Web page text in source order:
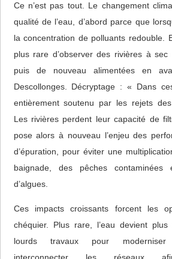
Ce n’est pas tout. Le changement
qualité de l’eau, d’abord parce que
la concentration de polluants redouble.
plus rare d’observer des rivières à sec
puis de nouveau alimentées en
Descollonges. Décryptage : « Dans
entièrement soutenu par les rejets des
Les rivières perdent leur capacité de
pose alors à nouveau l’enjeu des
d’épuration, pour éviter une
baignade, des pêches contaminées
d’algues.
Ces impacts croissants forcent les
chéquier. Plus rare, l’eau devient
lourds travaux pour moderniser